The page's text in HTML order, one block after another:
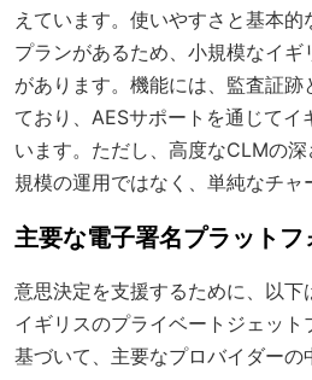
えています。使いやすさと基本
プランがあるため、小規模なイ
があります。機能には、監査証
ており、AESサポートを通じてイ
います。ただし、高度なCLMの
規模の運用ではなく、単純なチャ
主要な電子署名プラットフ
意思決定を支援するために、以
イギリスのプライベートジェット
基づいて、主要なプロバイダーの